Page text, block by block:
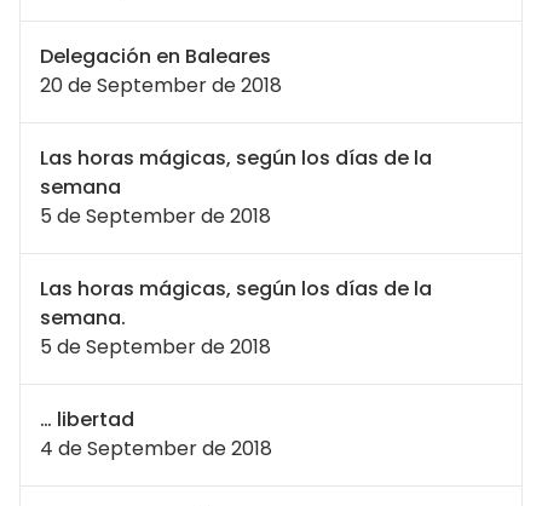
Delegación en Baleares
20 de September de 2018
Las horas mágicas, según los días de la
semana
5 de September de 2018
Las horas mágicas, según los días de la
semana.
5 de September de 2018
… libertad
4 de September de 2018